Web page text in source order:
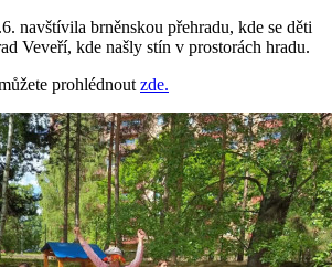
navštívila brněnskou přehradu, kde se děti
Veveří, kde našly stín v prostorách hradu.
prohlédnoutzde.